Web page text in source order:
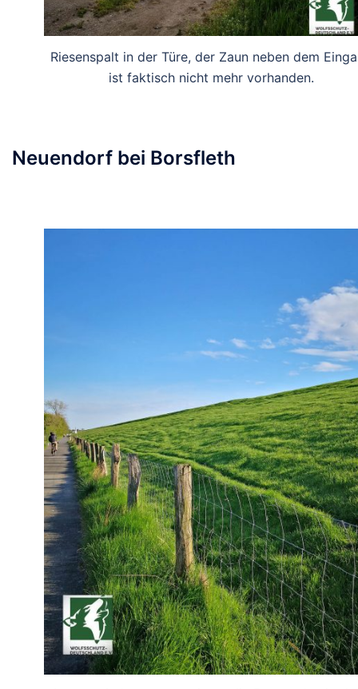
Riesenspalt in der Türe, der Zaun neben dem
ist faktisch nicht mehr vorhanden.
Neuendorf bei Borsfleth